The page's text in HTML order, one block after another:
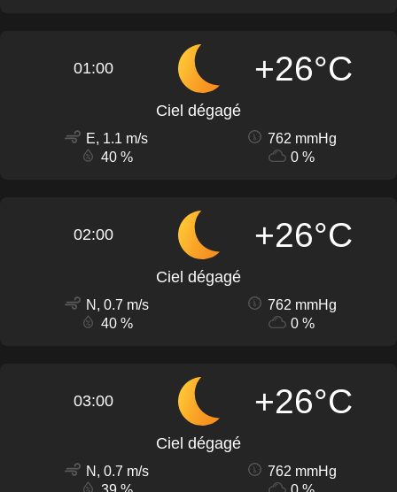
01:00 +26°C
Ciel dégagé
E, 1.1 m/s
762 mmHg
40 %
0 %
02:00 +26°C
Ciel dégagé
N, 0.7 m/s
762 mmHg
40 %
0 %
03:00 +26°C
Ciel dégagé
N, 0.7 m/s
762 mmHg